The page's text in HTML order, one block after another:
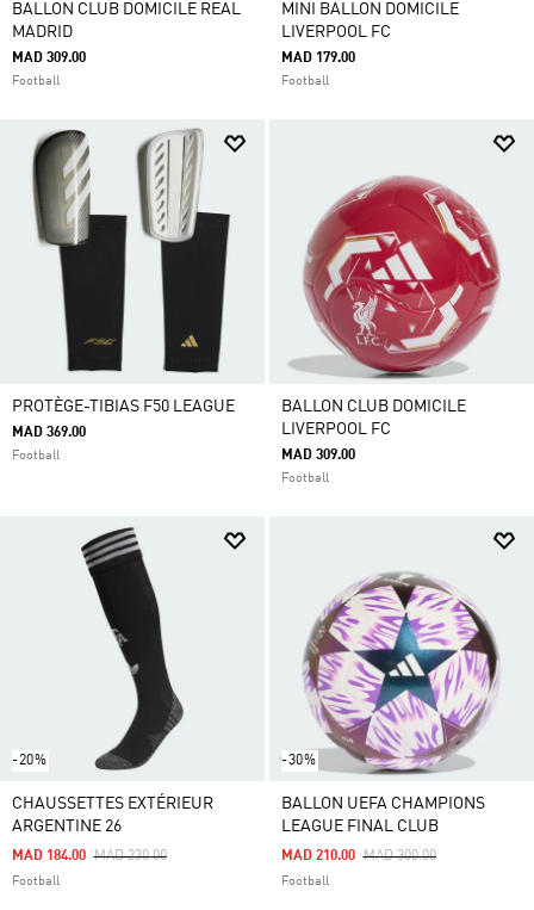
BALLON CLUB DOMICILE REAL
MADRID
MAD 309.00
Football
MINI BALLON DOMICILE
LIVERPOOL FC
MAD 179.00
Football
PROTÈGE-TIBIAS F50 LEAGUE
MAD 369.00
Football
BALLON CLUB DOMICILE
LIVERPOOL FC
MAD 309.00
Football
-20%
CHAUSSETTES EXTÉRIEUR
ARGENTINE 26
Price Reduced From
MAD 230.00To
MAD 184.00
Football
-30%
BALLON UEFA CHAMPIONS
LEAGUE FINAL CLUB
Price Reduced From
MAD 300.00To
MAD 210.00
Football